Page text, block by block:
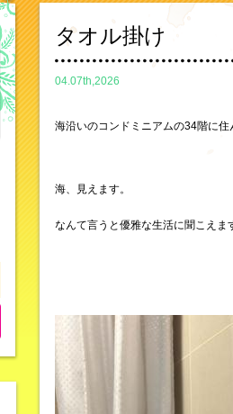
タオル掛け
04.07th,2026
海沿いのコンドミニアムの34階に住
海、見えます。
なんて言うと優雅な生活に聞こえま